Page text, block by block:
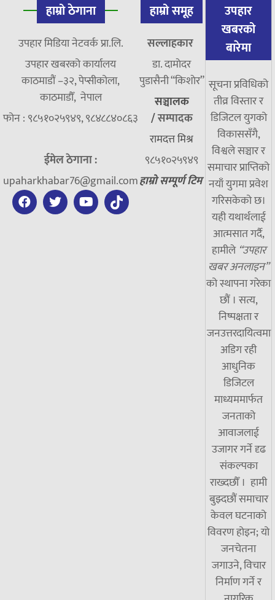
हाम्रो ठेगाना
उपहार मिडिया नेटवर्क प्रा.लि.
उपहार खबरको कार्यालय
काठमाडौं –३२, पेप्सीकोला,
काठमाडौँ, नेपाल
फोन : ९८५१०२५९४९, ९८४८८४०८६३
ईमेल ठेगाना :
upaharkhabar76@gmail.com
हाम्रो समूह
सल्लाहकार
डा. दामाेदर
पुडासैनी “किशाेर”
सञ्चालक
/सम्पादक
रामदत्त मिश्र
९८५१०२५९४९
हाम्रो सम्पूर्ण टिम
उपहार
खबरको
बारेमा
सूचना प्रविधिको
तीव्र विस्तार र
डिजिटल युगको
विकाससँगै,
विश्वले सञ्चार र
समाचार प्राप्तिको
नयाँ युगमा प्रवेश
गरिसकेको छ।
यही यथार्थलाई
आत्मसात गर्दै,
हामीले “उपहार
खबर अनलाइन”
को स्थापना गरेका
छौं । सत्य,
निष्पक्षता र
जनउत्तरदायित्वमा
अडिग रही
आधुनिक
डिजिटल
माध्यममार्फत
जनताको
आवाजलाई
उजागर गर्ने दृढ
संकल्पका
राख्दछौँ । हामी
बुझ्दछौं समाचार
केवल घटनाको
विवरण होइन; यो
जनचेतना
जगाउने, विचार
निर्माण गर्ने र